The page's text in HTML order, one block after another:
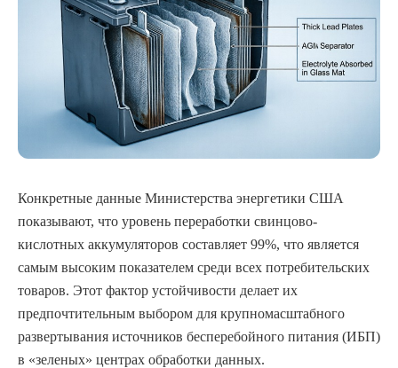
Конкретные данные Министерства энергетики США
показывают, что уровень переработки свинцово-
кислотных аккумуляторов составляет 99%, что является
самым высоким показателем среди всех потребительских
товаров. Этот фактор устойчивости делает их
предпочтительным выбором для крупномасштабного
развертывания источников бесперебойного питания (ИБП)
в «зеленых» центрах обработки данных.